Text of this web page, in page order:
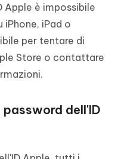
Apple è impossibile
iPad o
per tentare di
Store o contattare
password dell'ID